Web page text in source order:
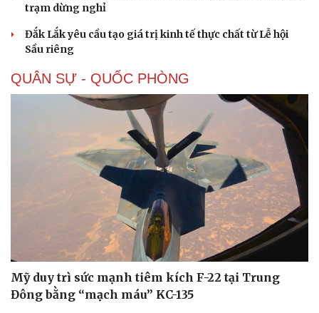
Sức khỏe
Dinh dưỡng - món ngon
Cây thuốc
Sản phụ khoa
Nhi khoa
Đời sống
Nhà đẹp
Blog
Tình yêu - Gia đình
trạm dừng nghỉ
Đắk Lắk yêu cầu tạo giá trị kinh tế thực chất từ Lễ hội
Sầu riêng
QUÂN SỰ - QUỐC PHÒNG
Mỹ duy trì sức mạnh tiêm kích F-22 tại Trung
Đông bằng “mạch máu” KC-135